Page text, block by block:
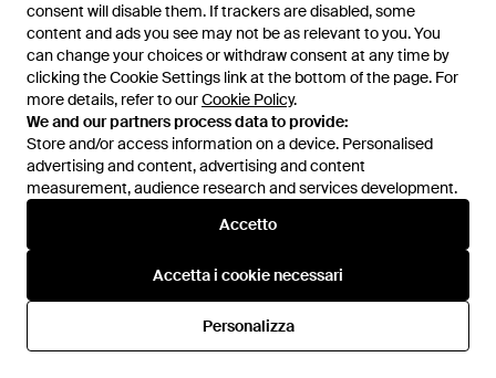
consent will disable them. If trackers are disabled, some
content and ads you see may not be as relevant to you. You
can change your choices or withdraw consent at any time by
clicking the Cookie Settings link at the bottom of the page. For
more details, refer to ourCookie Policy.
We and our partners process data to provide:
Store and/or access information on a device. Personalised
advertising and content, advertising and content
measurement, audience research and services development.
Accetto
Accetta i cookie necessari
Personalizza
consent will disable them. If trackers are disabled, some
content and ads you see may not be as relevant to you. You
can change your choices or withdraw consent at any time by
clicking the Cookie Settings link at the bottom of the page. For
more details, refer to ourCookie Policy.
We and our partners process data to provide:
Store and/or access information on a device. Personalised
advertising and content, advertising and content
measurement, audience research and services development.
Accetto
Accetta i cookie necessari
Personalizza
IN SALDO
Nike
102 €
Nike